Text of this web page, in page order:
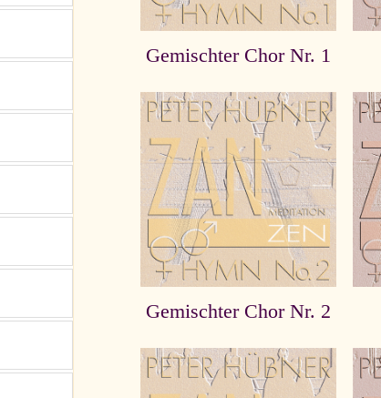
Gemischter Chor Nr. 1
Gemischter Chor Nr. 2